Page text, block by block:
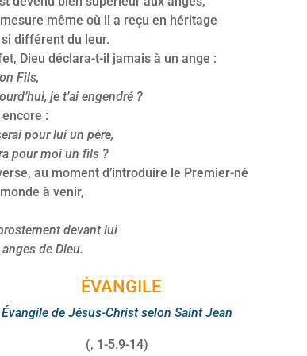
même où il a reçu en héritage
différent du leur.
Dieu déclara-t-il jamais à un ange :
Fils,
je t’ai engendré ?
:
pour lui un père,
pour moi un fils ?
au moment d’introduire le Premier-né
à venir,
devant lui
de Dieu.
ÉVANGILE
Évangile de Jésus-Christ selon Saint Jean
(, 1-5.9-14)